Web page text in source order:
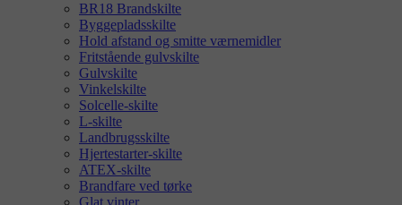
BR18 Brandskilte
Byggepladsskilte
Hold afstand og smitte værnemidler
Fritstående gulvskilte
Gulvskilte
Vinkelskilte
Solcelle-skilte
L-skilte
Landbrugsskilte
Hjertestarter-skilte
ATEX-skilte
Brandfare ved tørke
Glat vinter